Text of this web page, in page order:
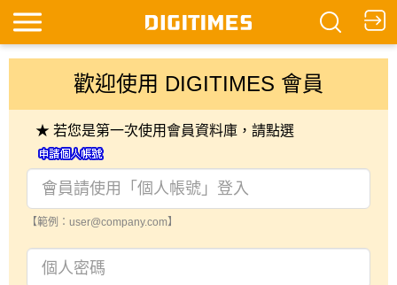
歡迎使用 DIGITIMES 會員
★ 若您是第一次使用會員資料庫，請點選
【範例：user@company.com】